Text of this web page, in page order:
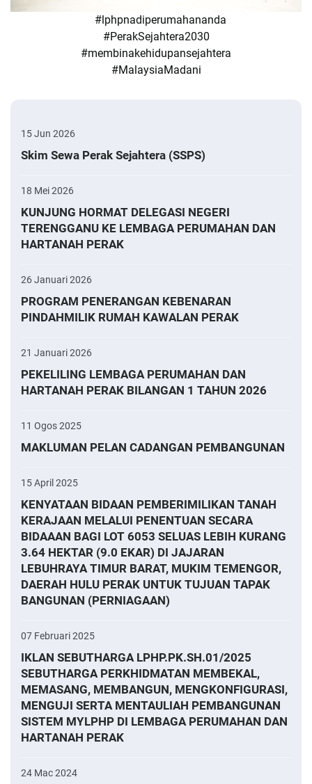
#lphpnadiperumahananda
#PerakSejahtera2030
#membinakehidupansejahtera
#MalaysiaMadani
15 Jun 2026
Skim Sewa Perak Sejahtera (SSPS)
18 Mei 2026
KUNJUNG HORMAT DELEGASI NEGERI
TERENGGANU KE LEMBAGA PERUMAHAN DAN
HARTANAH PERAK
26 Januari 2026
PROGRAM PENERANGAN KEBENARAN
PINDAHMILIK RUMAH KAWALAN PERAK
21 Januari 2026
PEKELILING LEMBAGA PERUMAHAN DAN
HARTANAH PERAK BILANGAN 1 TAHUN 2026
11 Ogos 2025
MAKLUMAN PELAN CADANGAN PEMBANGUNAN
15 April 2025
KENYATAAN BIDAAN PEMBERIMILIKAN TANAH
KERAJAAN MELALUI PENENTUAN SECARA
BIDAAAN BAGI LOT 6053 SELUAS LEBIH KURANG
3.64 HEKTAR (9.0 EKAR) DI JAJARAN
LEBUHRAYA TIMUR BARAT, MUKIM TEMENGOR,
DAERAH HULU PERAK UNTUK TUJUAN TAPAK
BANGUNAN (PERNIAGAAN)
07 Februari 2025
IKLAN SEBUTHARGA LPHP.PK.SH.01/2025
SEBUTHARGA PERKHIDMATAN MEMBEKAL,
MEMASANG, MEMBANGUN, MENGKONFIGURASI,
MENGUJI SERTA MENTAULIAH PEMBANGUNAN
SISTEM MYLPHP DI LEMBAGA PERUMAHAN DAN
HARTANAH PERAK
24 Mac 2024